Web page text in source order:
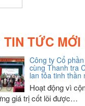
TIN TỨC MỚI
Công ty Cổ
cùng Thanh tra
lan tỏa tinh thần
Hoạt động vì
giá trị cốt lõi được…